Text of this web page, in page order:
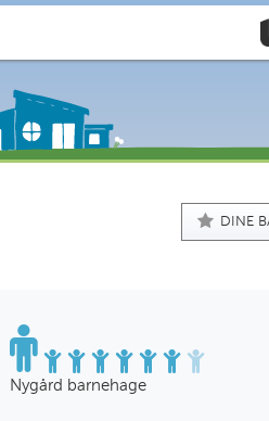
DINE
Nygård barnehage